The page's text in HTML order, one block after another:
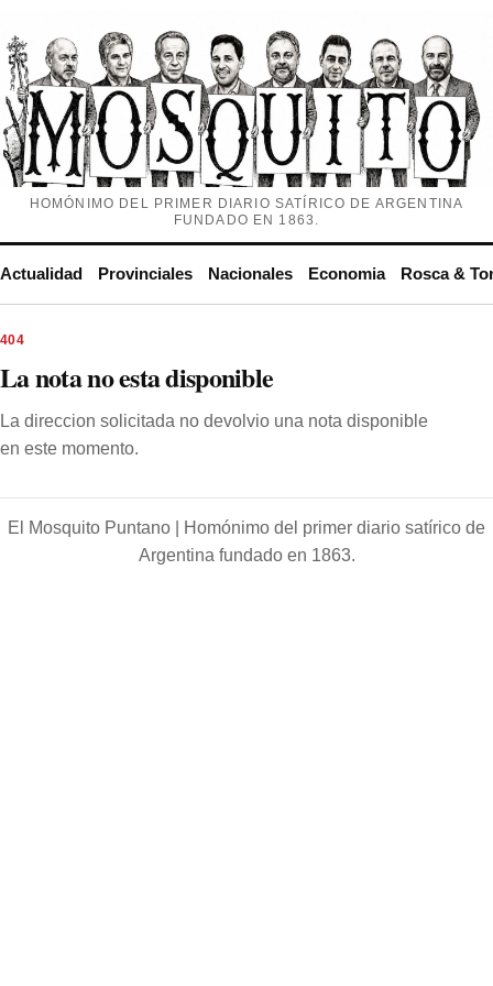
HOMÓNIMO DEL PRIMER DIARIO SATÍRICO DE ARGENTINA
FUNDADO EN 1863.
Actualidad Provinciales Nacionales Economia Rosca &
404
La nota no esta disponible
La direccion solicitada no devolvio una nota disponible
en este momento.
El Mosquito Puntano |
Homónimo del primer diario satírico de
Argentina fundado en 1863.